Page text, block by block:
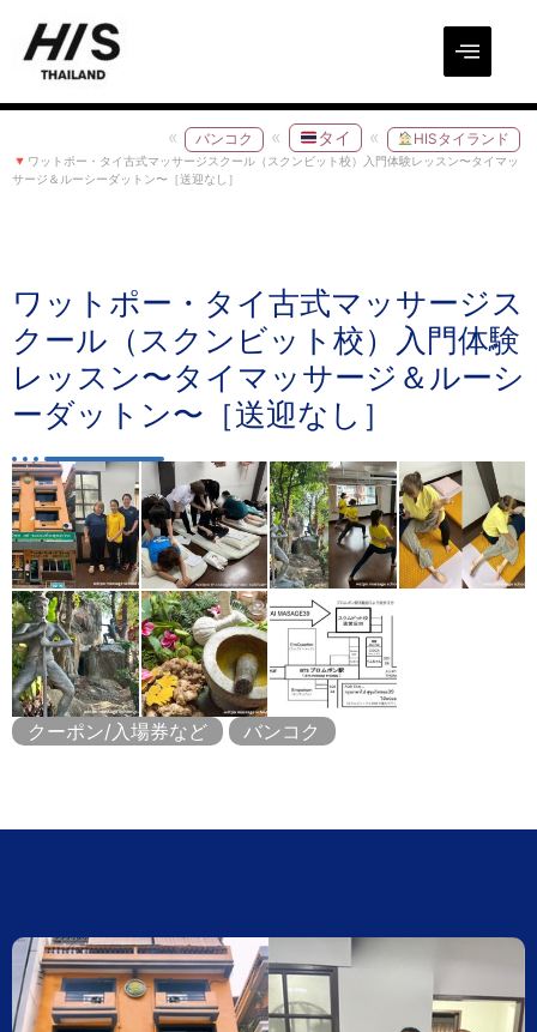
HISタイランド
タイ
バンコク
ワットポー・タイ古式マッサージスクール（スクンビット校）入門体験レッスン〜タイマッ
サージ＆ルーシーダットン〜［送迎なし］
ワットポー・タイ古式マッサージス
クール（スクンビット校）入門体験
レッスン〜タイマッサージ＆ルーシ
ーダットン〜［送迎なし］
クーポン/入場券など バンコク